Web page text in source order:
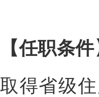
【任职条件
取得省级